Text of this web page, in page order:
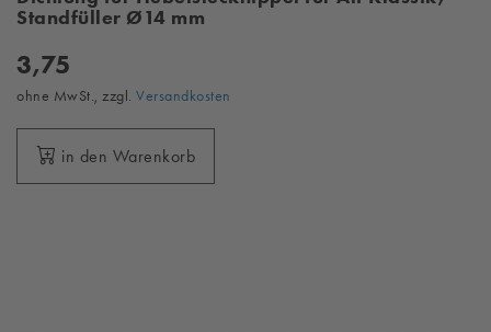
Standfüller Ø14 mm
3,75
ohne MwSt., zzgl. Versandkosten
in den Warenkorb